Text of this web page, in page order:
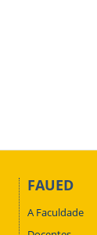
FAUED
A Faculdade